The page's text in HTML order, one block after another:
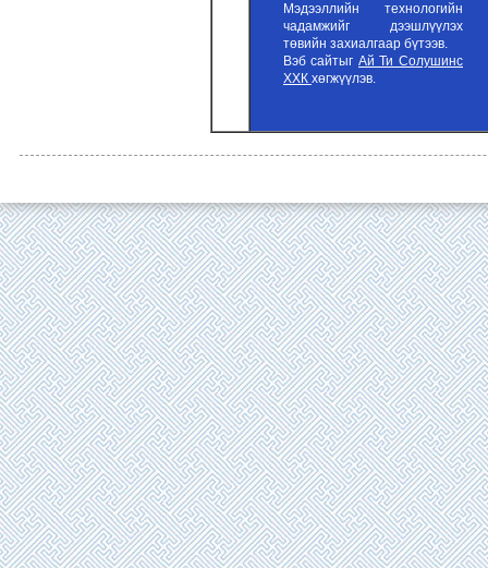
Мэдээллийн технологийн
чадамжийг дээшлүүлэх
төвийн захиалгаар бүтээв.
Вэб сайтыг Ай Ти Солушинс
ХХК хөгжүүлэв.